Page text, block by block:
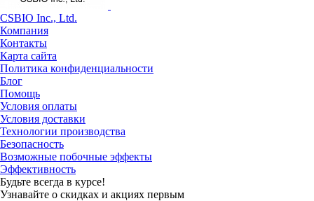
CSBIO Inc., Ltd.
Компания
Контакты
Карта сайта
Политика конфиденциальности
Блог
Помощь
Условия оплаты
Условия доставки
Технологии производства
Безопасность
Возможные побочные эффекты
Эффективность
Будьте всегда в курсе!
Узнавайте о скидках и акциях первым